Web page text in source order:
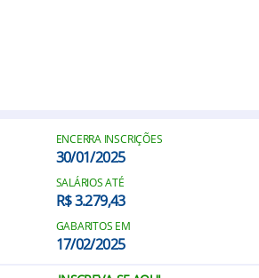
ENCERRA INSCRIÇÕES
30/01/2025
SALÁRIOS ATÉ
R$ 3.279,43
GABARITOS EM
17/02/2025